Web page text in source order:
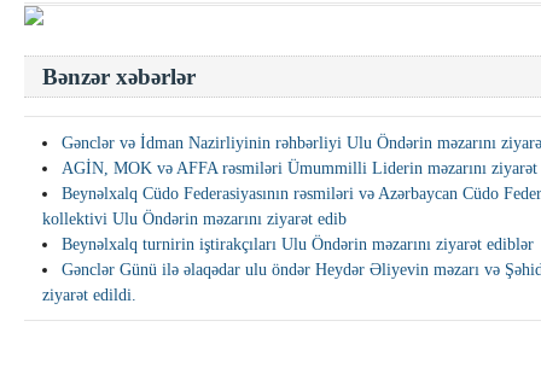
Bənzər xəbərlər
Gənclər və İdman Nazirliyinin rəhbərliyi Ulu Öndərin məzarını
AGİN, MOK və AFFA rəsmiləri Ümummilli Liderin məzarını ziyarət
Beynəlxalq Cüdo Federasiyasının rəsmiləri və Azərbaycan Cüdo
kollektivi Ulu Öndərin məzarını ziyarət edib
Beynəlxalq turnirin iştirakçıları Ulu Öndərin məzarını ziyarət ediblər
Gənclər Günü ilə əlaqədar ulu öndər Heydər Əliyevin məzarı və
ziyarət edildi.